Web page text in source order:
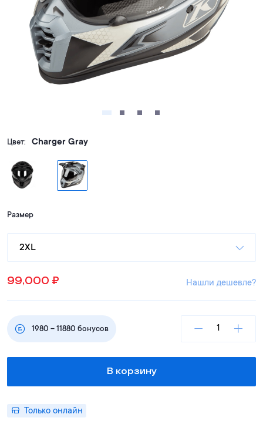
Цвет: Charger Gray
Размер
2XL
99,000 ₽ Нашли дешевле?
1980 – 11880 бонусов
В корзину
Только онлайн